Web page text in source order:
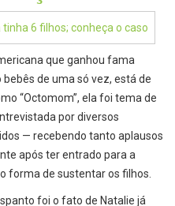
que ganhou fama
de uma só vez, está de
“Octomom”, ela foi tema de
por diversos
— recebendo tanto aplausos
após ter entrado para a
forma de sustentar os filhos.
foi o fato de Natalie já